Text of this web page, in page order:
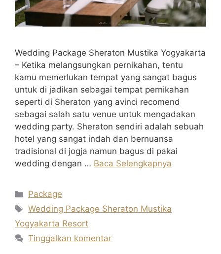
Wedding Package Sheraton Mustika Yogyakarta
– Ketika melangsungkan pernikahan, tentu
kamu memerlukan tempat yang sangat bagus
untuk di jadikan sebagai tempat pernikahan
seperti di Sheraton yang avinci recomend
sebagai salah satu venue untuk mengadakan
wedding party. Sheraton sendiri adalah sebuah
hotel yang sangat indah dan bernuansa
tradisional di jogja namun bagus di pakai
wedding dengan … Baca Selengkapnya
Kategori
Package
Tag
Wedding Package Sheraton Mustika
Yogyakarta Resort
Tinggalkan komentar